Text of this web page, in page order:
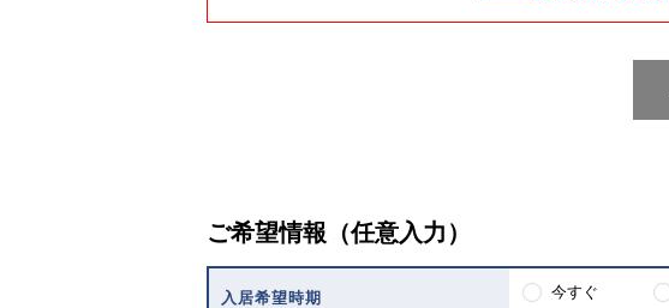
ご希望情報（任意入力）
入居希望時期 今すぐ